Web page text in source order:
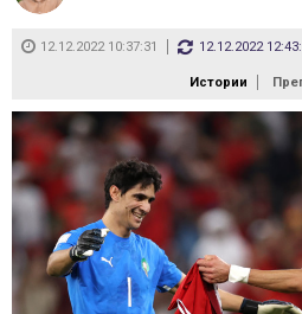
12.12.2022 10:37:31 12.12.2022
Истории